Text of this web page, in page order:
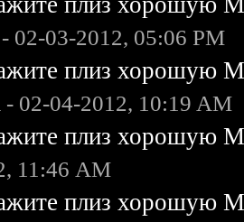
- 02-03-2012, 05:06 PM
плиз хорошую
- 02-04-2012, 10:19 AM
плиз хорошую
11:46 AM
плиз хорошую